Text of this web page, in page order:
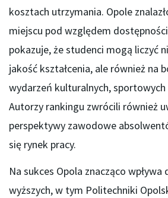
kosztach utrzymania. Opole
miejscu pod względem
pokazuje, że studenci mogą liczyć
jakość kształcenia, ale również na
wydarzeń kulturalnych,
Autorzy rankingu zwrócili również
perspektywy zawodowe
się rynek pracy.
Na sukces Opola znacząco wpływa
wyższych, w tym Politechniki